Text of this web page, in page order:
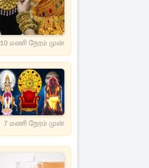
10 மணி நேரம் முன்
7 மணி நேரம் முன்